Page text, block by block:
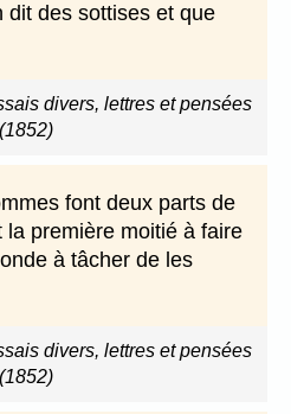
dit des sottises et que
divers, lettres et pensées
(1852)
font deux parts de
la première moitié à faire
à tâcher de les
divers, lettres et pensées
(1852)